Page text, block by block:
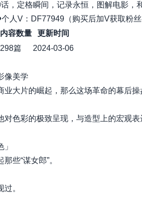
，定格瞬间，记录永恒，图解电影，
人V：DF77949（购买后加V获取粉
内容数量
更新时间
298篇
2024-03-06
像美学
业大片的崛起，那么这场革命的幕后操
对色彩的极致呈现，与造型上的宏观表
些“谋女郎”。
。